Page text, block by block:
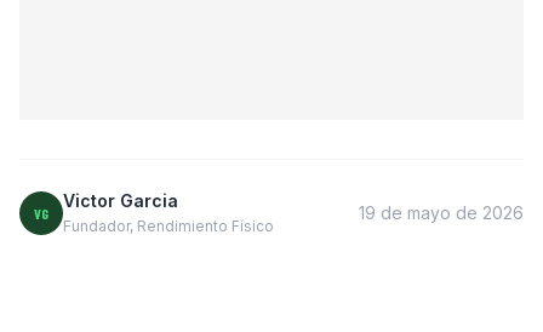
VG
Victor Garcia
Fundador, Rendimiento Físico
19 de mayo de 2026